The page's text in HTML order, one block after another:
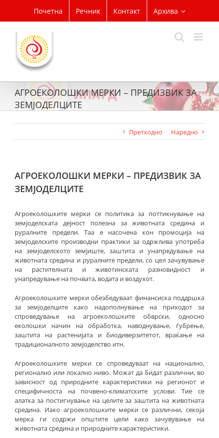
content
Почетна Речник Контакт Архива
АГРОЕКОЛОШКИ МЕРКИ – ПРЕДИЗВИК ЗА
ЗЕМЈОДЕЛЦИТЕ
Претходно Наредно
АГРОЕКОЛОШКИ МЕРКИ – ПРЕДИЗВИК ЗА
ЗЕМЈОДЕЛЦИТЕ
Агроеколошките мерки се политика за поттикнување на
земјоделската дејност полезна за животната средина и
руралните предели. Таа е насочена кон промоција на
земјоделските производни практики за одржлива употреба
на земјоделското земјиште, заштита и унапредување на
животната средина и руралните предели, со цел зачувување
на растителната и животинската разновидност и
унапредување на почвата, водата и воздухот.
Агроеколошките мерки обезбедуваат финансиска поддршка
за земјоделците како надополнување на приходот за
спроведување на агроеколошките обврски, односно
еколошки начин на обработка, наводнување, ѓубрење,
заштита на растенијата и биодиверзитетот, враќање на
традиционалното земјоделство итн.
Агроеколошките мерки се спроведуваат на национално,
регионално или локално ниво. Можат да бидат различни, во
зависност од природните карактеристики на регионот и
специфичноста на почвено-климатските услови. Тие се
алатка за постигнување на целите за заштита на животната
средина. Иако агроеколошките мерки се различни, секоја
мерка ги содржи општите цели како зачувување на
животната средина и природните карактеристики.